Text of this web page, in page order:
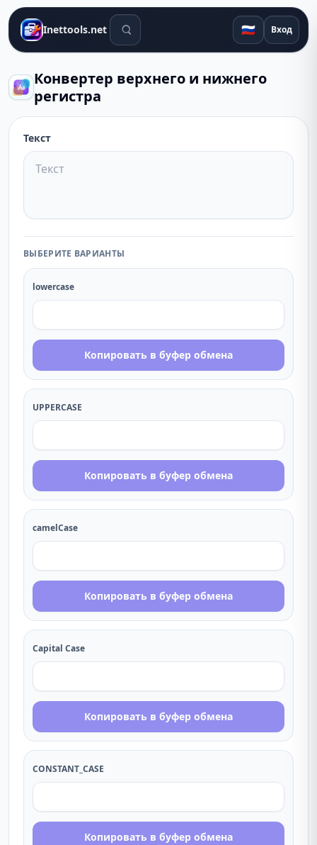
Inettools.net Поиск инструментов 🇷🇺 Вход
Конвертер верхнего и нижнего
регистра
Текст
ВЫБЕРИТЕ ВАРИАНТЫ
lowercase
Копировать в буфер обмена
UPPERCASE
Копировать в буфер обмена
camelCase
Копировать в буфер обмена
Capital Case
Копировать в буфер обмена
CONSTANT_CASE
Копировать в буфер обмена